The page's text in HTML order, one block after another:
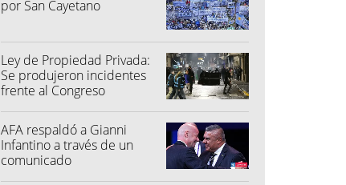
por San Cayetano
Ley de Propiedad Privada:
Se produjeron incidentes
frente al Congreso
AFA respaldó a Gianni
Infantino a través de un
comunicado